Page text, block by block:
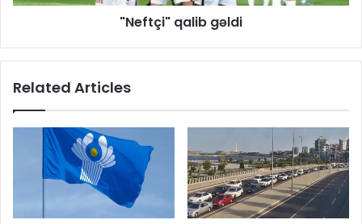
"Neftçi" qalib gəldi
Related Articles